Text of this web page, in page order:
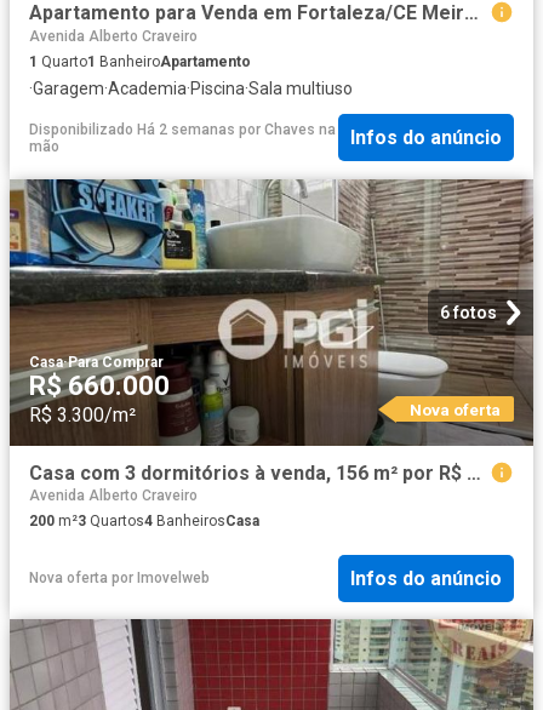
Apartamento para Venda em Fortaleza/CE Meireles 1 Quartos
Avenida Alberto Craveiro
1 Quarto1 BanheiroApartamento
·Garagem·Academia·Piscina·Sala multiuso
Disponibilizado Há 2 semanas por Chaves na
mão
Infos do anúncio
6 fotos
Casa·Para Comprar
R$ 660.000
R$ 3.300/m² Nova oferta
Casa com 3 dormitórios à venda, 156 m² por R$ 660.000,00 Bonfim Paulista Ribeirão Preto/SP
Avenida Alberto Craveiro
200 m²3 Quartos4 BanheirosCasa
Nova oferta por Imovelweb Infos do anúncio